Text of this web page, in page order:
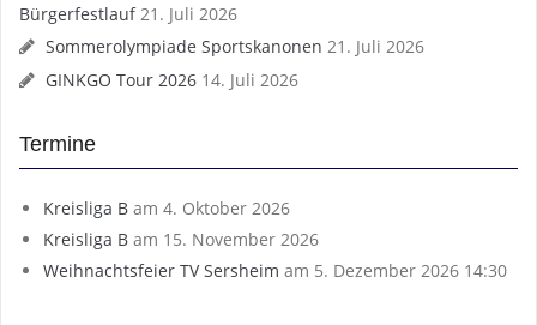
Bürgerfestlauf 21. Juli 2026
Sommerolympiade Sportskanonen 21. Juli 2026
GINKGO Tour 2026 14. Juli 2026
Termine
Kreisliga B am 4. Oktober 2026
Kreisliga B am 15. November 2026
Weihnachtsfeier TV Sersheim am 5. Dezember 2026 14:30